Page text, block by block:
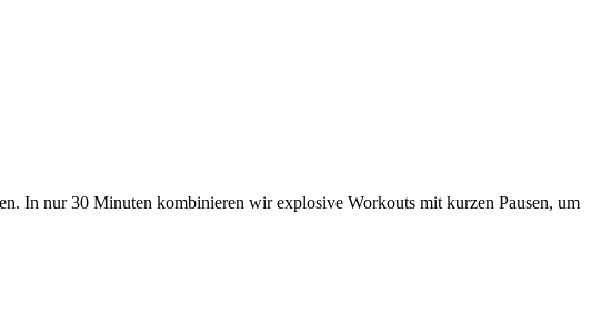
In nur 30 Minuten kombinieren wir explosive Workouts mit kurzen Pausen, um